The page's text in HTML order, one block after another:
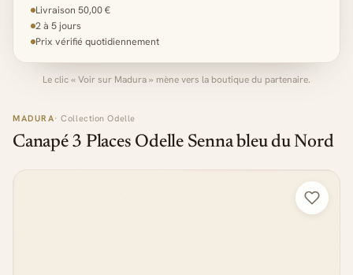
MADURA· Collection Odelle
Canapé 3 Places Odelle Senna bleu du Nord
Livraison 50,00 €
2 à 5 jours
Prix vérifié quotidiennement
Le clic « Voir sur Madura » mène vers la boutique du partenaire.